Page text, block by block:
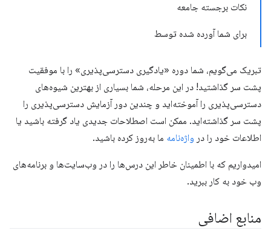
نکات برجسته جامعه
برای شما آورده شده توسط
تبریک می‌گویم، شما دوره «یادگیری دسترسی‌پذیری» را با موفقیت
پشت سر گذاشتید! در این مرحله، شما بسیاری از بهترین شیوه‌های
دسترسی‌پذیری را آموخته‌اید و چندین دور آزمایش دسترسی‌پذیری را
پشت سر گذاشته‌اید. ممکن است اصطلاحات جدیدی یاد گرفته باشید یا
اطلاعات خود را در واژه‌نامه ما به‌روز کرده باشید.
امیدواریم که با اطمینان خاطر این درس‌ها را در وب‌سایت‌ها و برنامه‌های
وب خود به کار ببرید.
منابع اضافی